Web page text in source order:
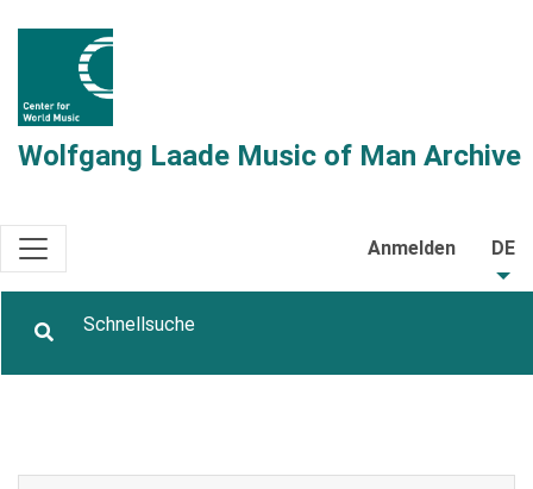
Wolfgang Laade Music of Man Archive
Anmelden DE